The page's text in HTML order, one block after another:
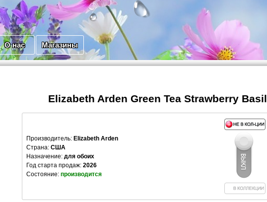
О нас Магазины
Elizabeth Arden Green Tea Strawberry Basil
Производитель: Elizabeth Arden
Страна: США
Назначение: для обоих
Год старта продаж: 2026
Состояние: производится